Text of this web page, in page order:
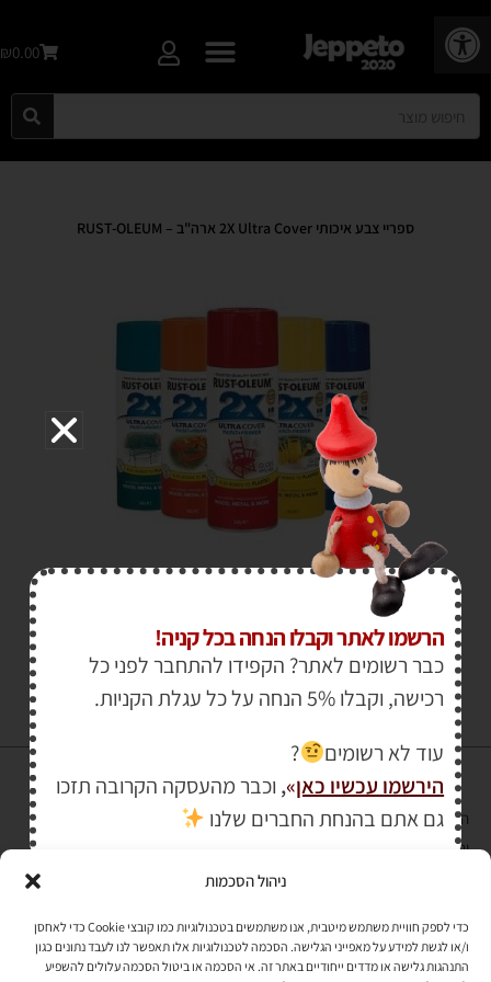
פתח סרגל נגישות
ניהול הסכמות
כדי לספק חוויית משתמש מיטבית, אנו משתמשים בטכנולוגיות כמו קובצי Cookie כדי לאחסן
ו/או לגשת למידע על מאפייני הגלישה. הסכמה לטכנולוגיות אלו תאפשר לנו לעבד נתונים כגון
התנהגות גלישה או מדדים ייחודיים באתר זה. אי הסכמה או ביטול הסכמה עלולים להשפיע
₪0.00
ספריי צבע איכותי 2X Ultra Cover ארה"ב – RUST-OLEUM
והעומד בתקן אבטחה PCI DSS Level-1
לתקנון האתר»
הרשמו לאתר וקבלו הנחה בכל קניה!
כבר רשומים לאתר? הקפידו להתחבר לפני כל
רכישה, וקבלו 5% הנחה על כל עגלת הקניות.
עוד לא רשומים
?
הירשמו עכשיו כאן»
, וכבר מהעסקה הקרובה תזכו
גם אתם בהנחת החברים שלנו